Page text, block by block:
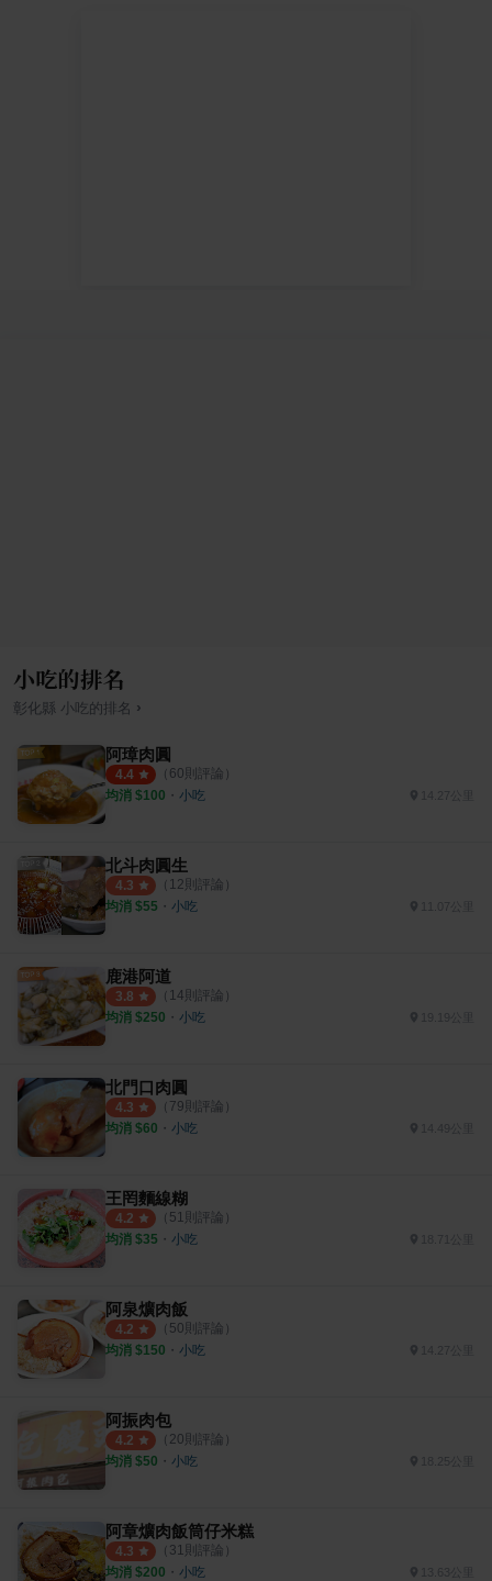
小吃的排名
彰化縣 小吃 的排名 ›
阿璋肉圓
4.4 （ 60則評論）
均消 $100 ・ 小吃 14.27公里
北斗肉圓生
4.3 （ 12則評論）
均消 $55 ・ 小吃 11.07公里
鹿港阿道
3.8 （ 14則評論）
均消 $250 ・ 小吃 19.19公里
北門口肉圓
4.3 （ 79則評論）
均消 $60 ・ 小吃 14.49公里
王罔麵線糊
4.2 （ 51則評論）
均消 $35 ・ 小吃 18.71公里
阿泉爌肉飯
4.2 （ 50則評論）
均消 $150 ・ 小吃 14.27公里
阿振肉包
4.2 （ 20則評論）
均消 $50 ・ 小吃 18.25公里
阿章爌肉飯筒仔米糕
4.3 （ 31則評論）
均消 $200 ・ 小吃 13.63公里